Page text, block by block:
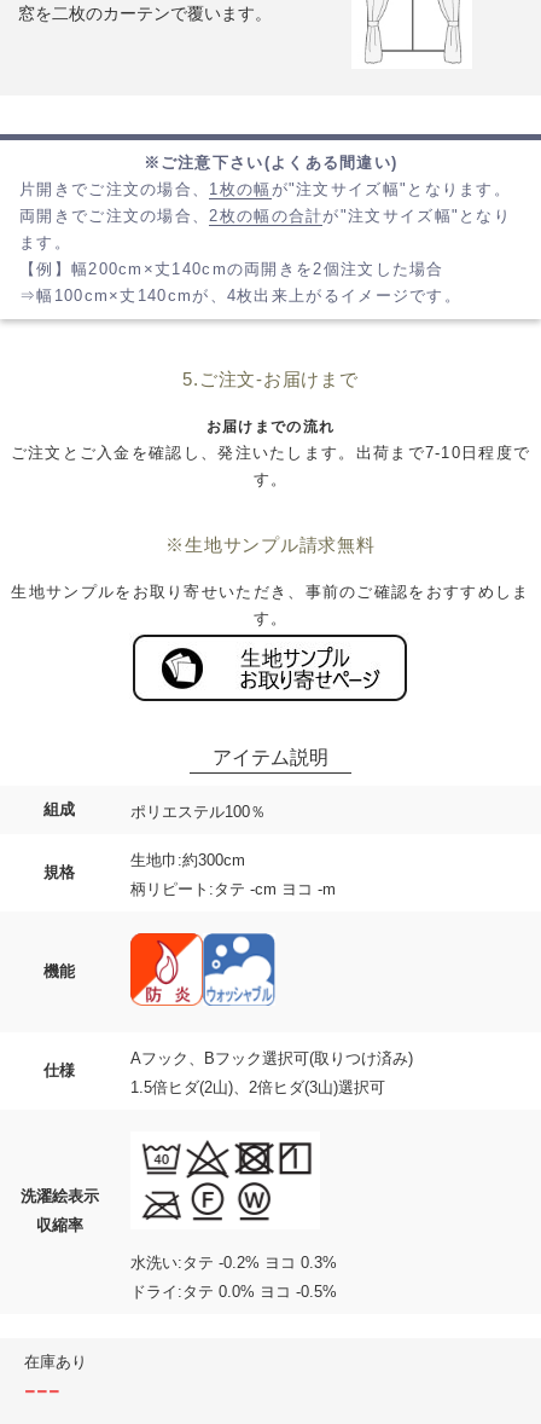
組成 ポリエステル100％
規格
生地巾:約300cm
柄リピート:タテ -cm ヨコ -m
機能
仕様
Aフック、Bフック選択可(取りつけ済み)
1.5倍ヒダ(2山)、2倍ヒダ(3山)選択可
洗濯絵表示
収縮率
水洗い:タテ -0.2% ヨコ 0.3%
ドライ:タテ 0.0% ヨコ -0.5%
在庫あり
---
窓を二枚のカーテンで覆います。
※ご注意下さい(よくある間違い)
片開きでご注文の場合、 1枚の幅 が"注文サイズ幅"となります。
両開きでご注文の場合、2枚の幅の合計が"注文サイズ幅"となり
ます。
【例】幅200cm×丈140cmの両開きを2個注文した場合
⇒幅100cm×丈140cmが、4枚出来上がるイメージです。
5.ご注文-お届けまで
お届けまでの流れ
ご注文とご入金を確認し、発注いたします。出荷まで7-10日程度で
す。
※生地サンプル請求無料
生地サンプルをお取り寄せいただき、事前のご確認をおすすめしま
す。